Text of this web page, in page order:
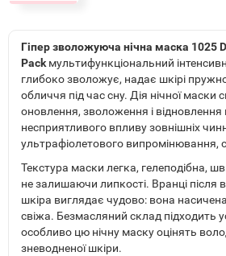
Гіпер зволожуюча нічна маска 1025
Pack мультифункціональний
глибоко зволожує, надає шкірі
обличчя під час сну. Дія нічної маски
оновлення, зволоження і відновлення
несприятливого впливу зовнішніх
ультрафіолетового випромінювання,
Текстура маски легка, гелеподібна,
не залишаючи липкості. Вранці після
шкіра виглядає чудово: вона
свіжа. Безмасляний склад підходить
особливо цю нічну маску оцінять
зневодненої шкіри.